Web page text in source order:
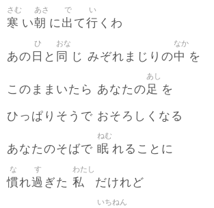
寒
さむ
い朝
あさ
に出
で
て行
い
くわ
あの 日
ひ
と 同
おな
じ みぞれまじりの中
なか
を
このままいたら あなたの足
あし
を
ひっぱりそうで おそろしくなる
あなたのそばで 眠
ねむ
れることに
慣
な
れ過
す
ぎた 私
わたし
だけれど
いちねん